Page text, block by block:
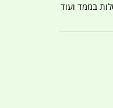
בממד ועוד